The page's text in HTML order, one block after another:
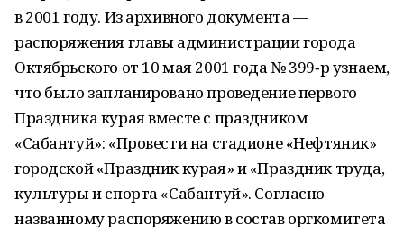
в 2001 году. Из архивного документа —
распоряжения главы администрации города
Октябрьского от 10 мая 2001 года № 399‑р узнаем,
что было запланировано проведение первого
Праздника курая вместе с праздником
«Сабантуй»: «Провести на стадионе «Нефтяник»
городской «Праздник курая» и «Праздник труда,
культуры и спорта «Сабантуй». Согласно
названному распоряжению в состав оргкомитета